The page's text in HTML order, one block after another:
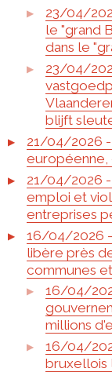
23/04/
le "grand
dans le
23/04/
blijft
21/04/2026 -
européenne,
21/04/2026 -
emploi et
entreprises
16/04/2026 -
libère près
communes
16/04/
millions
16/04/
bruxellois